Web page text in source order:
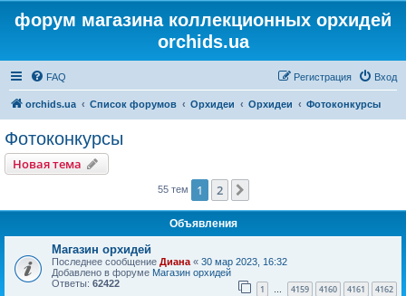
форум магазина коллекционных орхидей
orchids.ua
FAQ Вход
Регистрация
orchids.ua Список форумов Орхидеи Орхидеи Фотоконкурсы
Фотоконкурсы
Новая тема
55 тем 1 2
Объявления
Магазин орхидей
Последнее сообщение Диана « 30 мар 2023, 16:32
Добавлено в форуме Магазин орхидей
Ответы: 62422 1 … 4159 4160 4161 4162